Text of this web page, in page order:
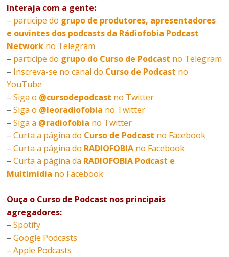
Interaja com a gente:
– participe do grupo de produtores, apresentadores
e ouvintes dos podcasts da Rádiofobia Podcast
Network no Telegram
– participe do grupo do Curso de Podcast no Telegram
– Inscreva-se no canal do Curso de Podcast no
YouTube
–Siga o @cursodepodcast no Twitter
–Siga o @leoradiofobia no Twitter
–Siga a @radiofobia no Twitter
–Curta a página do Curso de Podcast no Facebook
–Curta a página do RADIOFOBIA no Facebook
–Curta a página da RADIOFOBIA Podcast e
Multimídia no Facebook
Ouça o Curso de Podcast nos principais
agregadores:
–Spotify
–Google Podcasts
–Apple Podcasts